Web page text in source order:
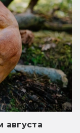
августа